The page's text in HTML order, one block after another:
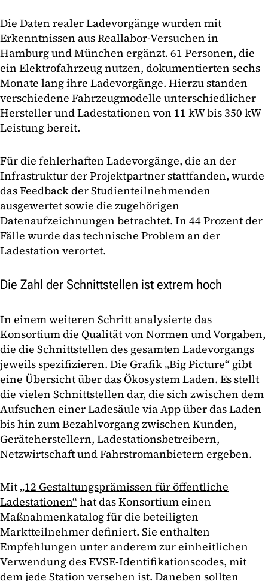
Die Daten realer Ladevorgänge wurden mit
Erkenntnissen aus Reallabor-Versuchen in
Hamburg und München ergänzt. 61 Personen, die
ein Elektrofahrzeug nutzen, dokumentierten sechs
Monate lang ihre Ladevorgänge. Hierzu standen
verschiedene Fahrzeugmodelle unterschiedlicher
Hersteller und Ladestationen von 11 kW bis 350 kW
Leistung bereit.
Für die fehlerhaften Ladevorgänge, die an der
Infrastruktur der Projektpartner stattfanden, wurde
das Feedback der Studienteilnehmenden
ausgewertet sowie die zugehörigen
Datenaufzeichnungen betrachtet. In 44 Prozent der
Fälle wurde das technische Problem an der
Ladestation verortet.
Die Zahl der Schnittstellen ist extrem hoch
In einem weiteren Schritt analysierte das
Konsortium die Qualität von Normen und Vorgaben,
die die Schnittstellen des gesamten Ladevorgangs
jeweils spezifizieren. Die Grafik „Big Picture“ gibt
eine Übersicht über das Ökosystem Laden. Es stellt
die vielen Schnittstellen dar, die sich zwischen dem
Aufsuchen einer Ladesäule via App über das Laden
bis hin zum Bezahlvorgang zwischen Kunden,
Geräteherstellern, Ladestationsbetreibern,
Netzwirtschaft und Fahrstromanbietern ergeben.
Mit „12 Gestaltungsprämissen für öffentliche
Ladestationen“hat das Konsortium einen
Maßnahmenkatalog für die beteiligten
Marktteilnehmer definiert. Sie enthalten
Empfehlungen unter anderem zur einheitlichen
Verwendung des EVSE-Identifikationscodes, mit
dem jede Station versehen ist. Daneben sollten